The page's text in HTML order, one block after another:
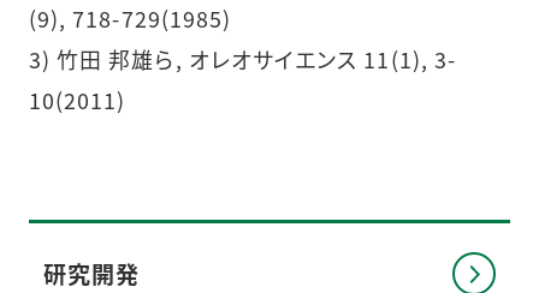
(9), 718-729(1985)
3) 竹田 邦雄ら, オレオサイエンス 11(1), 3-
10(2011)
研究開発